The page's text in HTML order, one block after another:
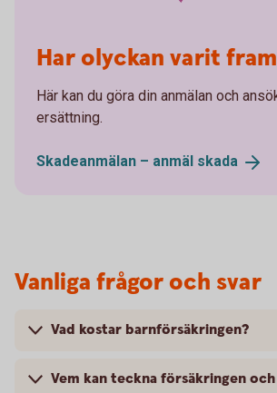
Har olyckan varit
Här kan du göra din anmälan och
ersättning.
Skadeanmälan – anmäl skada
Vanliga frågor och svar
Vad kostar barnförsäkringen?
Vem kan teckna försäkringen